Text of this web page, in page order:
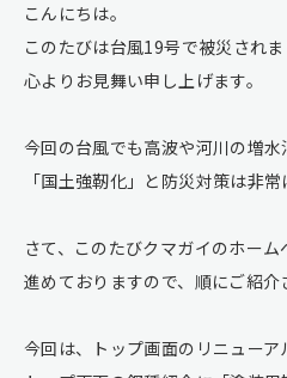
こんにちは。
このたびは台風19号で被災され
心よりお見舞い申し上げます。
今回の台風でも高波や河川の増
「国土強靭化」と防災対策は非
さて、このたびクマガイのホー
進めておりますので、順にご紹
今回は、トップ画面のリニューア